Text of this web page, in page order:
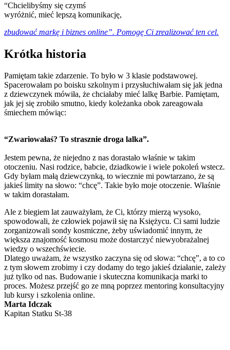
“Chcielibyśmy się czymś
wyróżnić, mieć lepszą komunikację,
zbudować markę i biznes online”. Pomogę Ci zrealizować ten cel.
Krótka historia
Pamiętam takie zdarzenie. To było w 3 klasie podstawowej.
Spacerowałam po boisku szkolnym i przysłuchiwałam się jak jedna
z dziewczynek mówiła, że chciałaby mieć lalkę Barbie. Pamiętam,
jak jej się zrobiło smutno, kiedy koleżanka obok zareagowała
śmiechem mówiąc:
“Zwariowałaś? To strasznie droga lalka”.
Jestem pewna, że niejedno z nas dorastało właśnie w takim
otoczeniu. Nasi rodzice, babcie, dziadkowie i wiele pokoleń wstecz.
Gdy byłam małą dziewczynką, to wiecznie mi powtarzano, że są
jakieś limity na słowo: “chcę”. Takie było moje otoczenie. Właśnie
w takim dorastałam.
Ale z biegiem lat zauważyłam, że Ci, którzy mierzą wysoko,
spowodowali, że człowiek pojawił się na Księżycu. Ci sami ludzie
zorganizowali sondy kosmiczne, żeby uświadomić innym, że
większa znajomość kosmosu może dostarczyć niewyobrażalnej
wiedzy o wszechświecie.
Dlatego uważam, że wszystko zaczyna się od słowa: “chcę”, a to co
z tym słowem zrobimy i czy dodamy do tego jakieś działanie, zależy
już tylko od nas. Budowanie i skuteczna komunikacja marki to
proces. Możesz przejść go ze mną poprzez mentoring konsultacyjny
lub kursy i szkolenia online.
Marta Idczak
Kapitan Statku St-38